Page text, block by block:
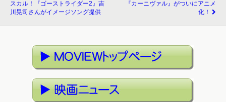
スカル！『ゴーストライダー2』吉
川晃司さんがイメージソング提供
『カーニヴァル』がついにアニメ
化！